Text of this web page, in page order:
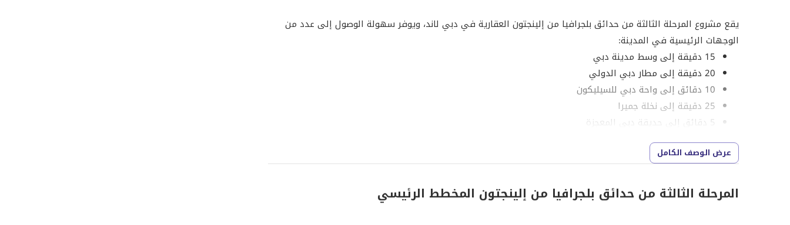
يقع مشروع المرحلة الثالثة من حدائق بلجرافيا من إلينجتون العقارية في دبي لاند، ويوفر سهولة الوصول إلى عدد من
الوجهات الرئيسية في المدينة:
15 دقيقة إلى وسط مدينة دبي
20 دقيقة إلى مطار دبي الدولي
10 دقائق إلى واحة دبي للسيليكون
25 دقيقة إلى نخلة جميرا
5 دقائق إلى حديقة دبي المعجزة
يساعد هذا الموقع على ربط السكان بمناطق الأعمال والترفيه والخدمات الأساسية بشكل مباشر وسهل.
المرافق والخدمات
عرض الوصف الكامل
المرحلة الثالثة من حدائق بلجرافيا من إلينجتون المخطط الرئيسي